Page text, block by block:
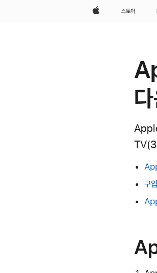
Apple스토어
TV(3
구